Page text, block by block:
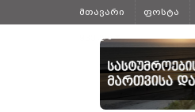
მთავარი ფოსტა
ყველა